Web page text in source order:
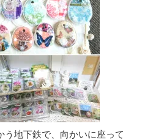
う地下鉄で、向かいに座って